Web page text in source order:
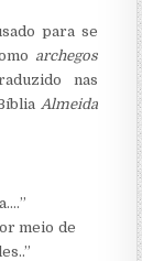
para se
archegos
nas
Almeida
meio de